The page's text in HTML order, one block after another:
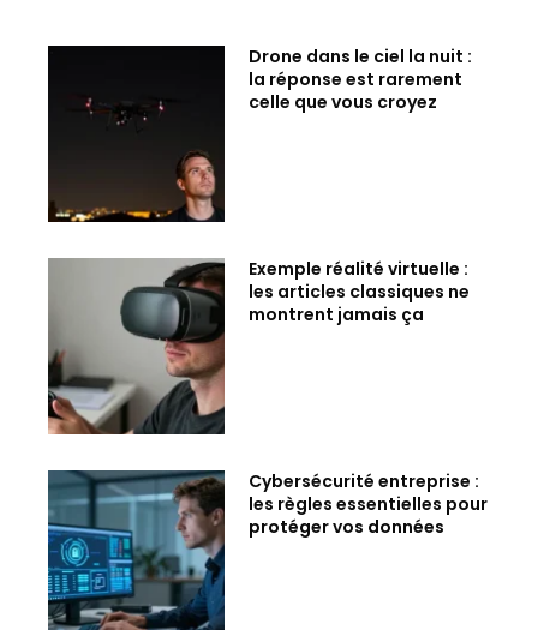
Drone dans le ciel la nuit :
la réponse est rarement
celle que vous croyez
Exemple réalité virtuelle :
les articles classiques ne
montrent jamais ça
Cybersécurité entreprise :
les règles essentielles pour
protéger vos données